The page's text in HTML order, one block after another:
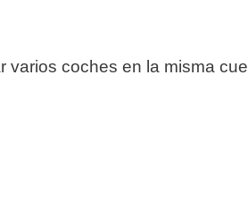
coches en la misma